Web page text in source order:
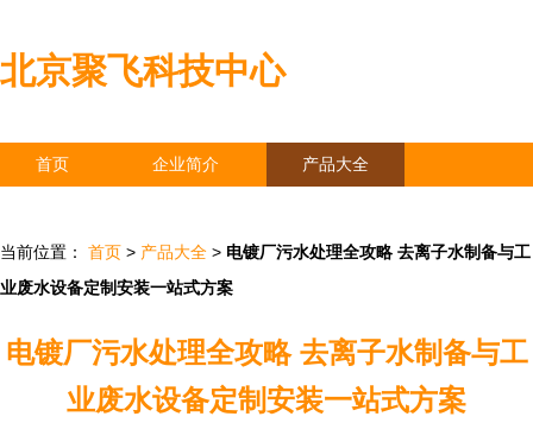
北京聚飞科技中心
首页 企业简介 产品大全
当前位置： 首页 > 产品大全 > 电镀厂污水处理全攻略 去离子水制备与工
业废水设备定制安装一站式方案
电镀厂污水处理全攻略 去离子水制备与工
业废水设备定制安装一站式方案